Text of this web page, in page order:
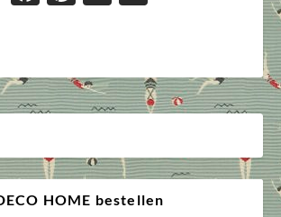
HOME bestellen